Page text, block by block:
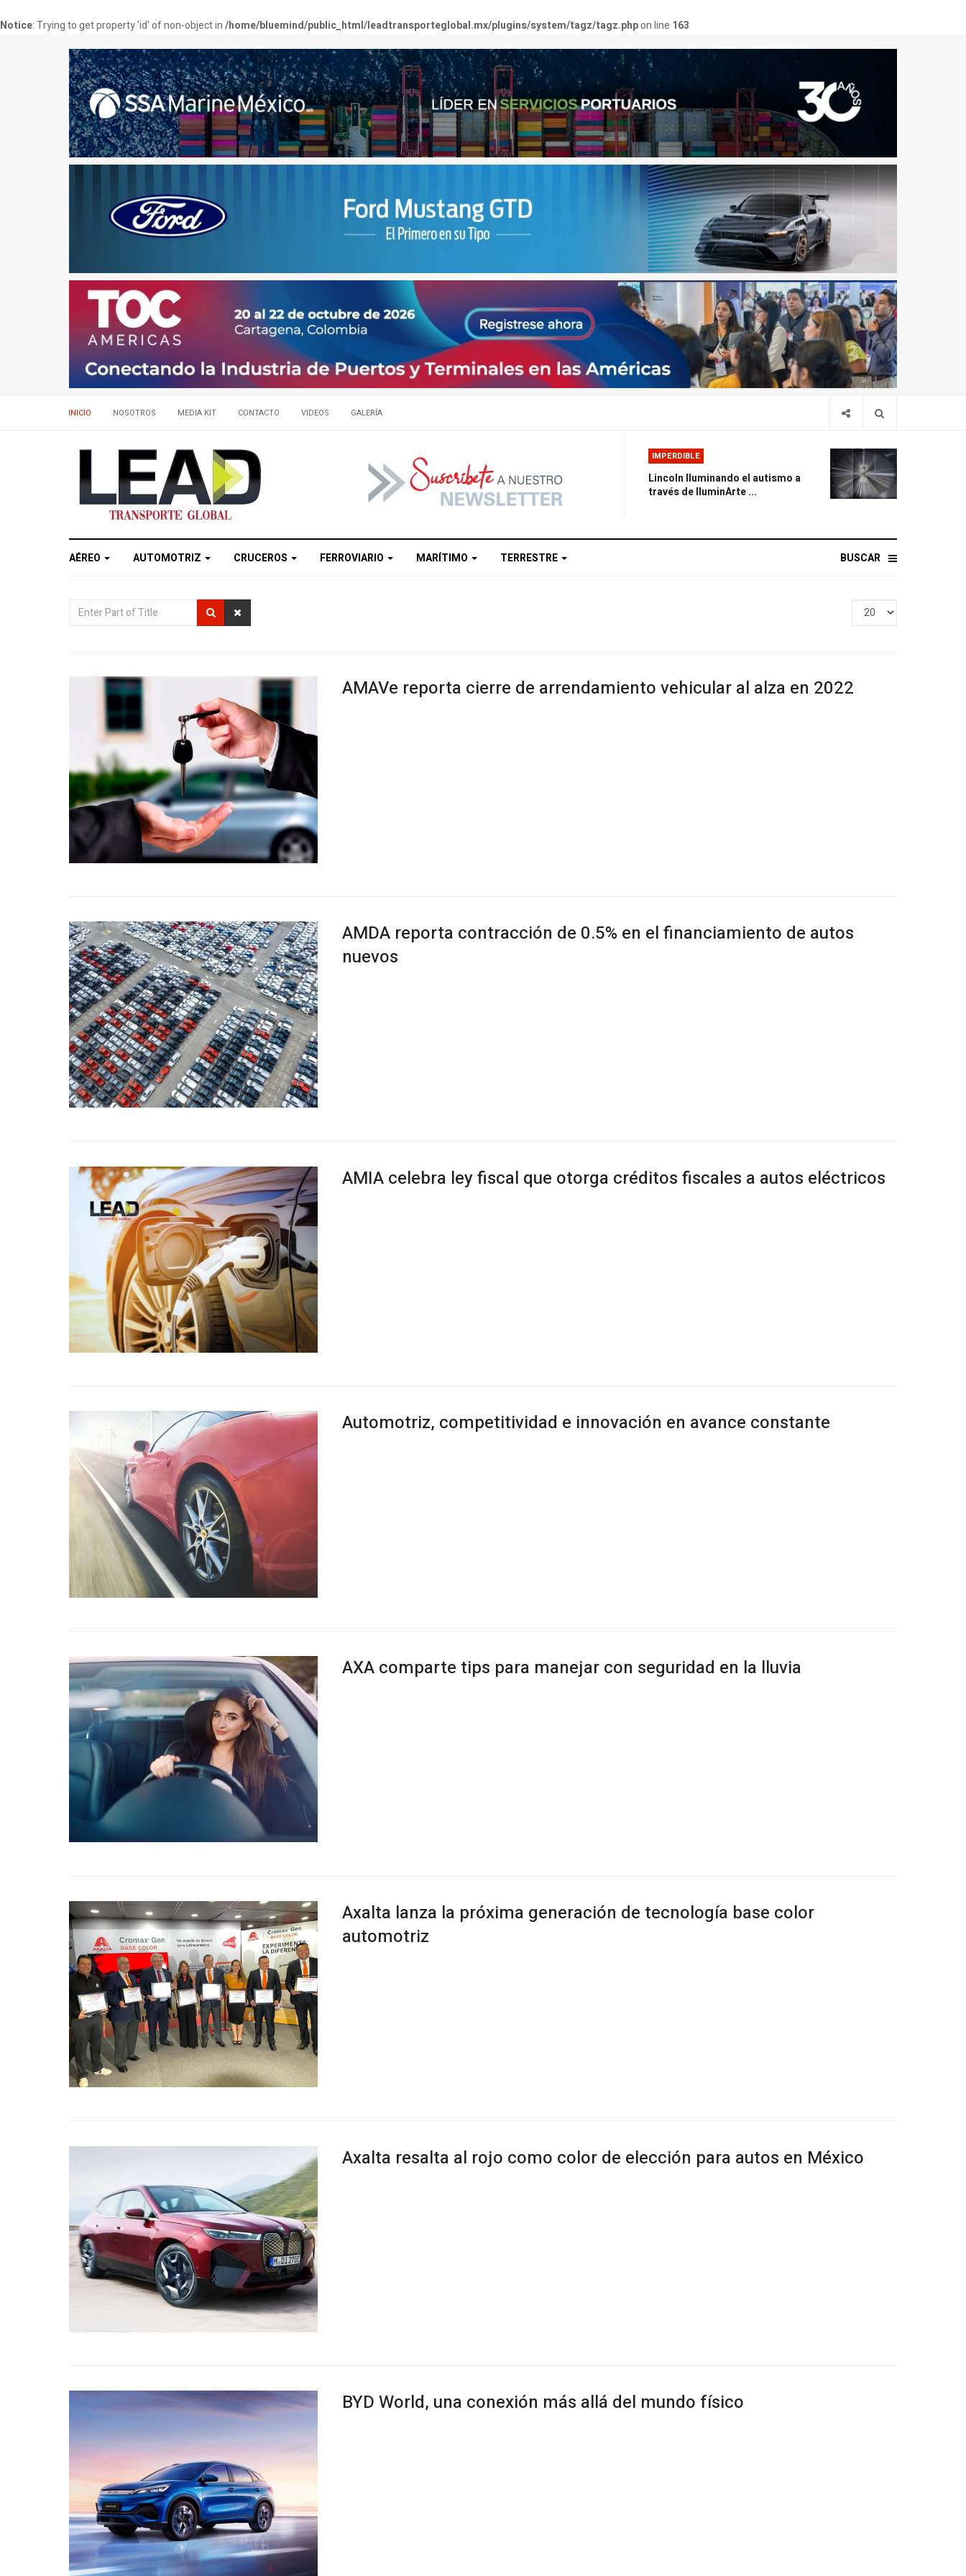
Notice: Trying to get property 'id' of non-object in/home/bluemind/public_html/leadtransporteglobal.mx/plugins/system/tagz/tagz.phpon line 163
INICIO NOSOTROS MEDIA KIT CONTACTO VIDEOS GALERÍA
IMPERDIBLE
Lincoln Iluminando el autismo a
través de IluminArte ...
AÉREO AUTOMOTRIZ CRUCEROS FERROVIARIO MARÍTIMO TERRESTRE BUSCAR
Enter
Display
AMAVe reporta cierre de arrendamiento vehicular al alza en 2022
AMDA reporta contracción de 0.5% en el financiamiento de autos
nuevos
AMIA celebra ley fiscal que otorga créditos fiscales a autos eléctricos
Automotriz, competitividad e innovación en avance constante
AXA comparte tips para manejar con seguridad en la lluvia
Axalta lanza la próxima generación de tecnología base color
automotriz
Axalta resalta al rojo como color de elección para autos en México
BYD World, una conexión más allá del mundo físico